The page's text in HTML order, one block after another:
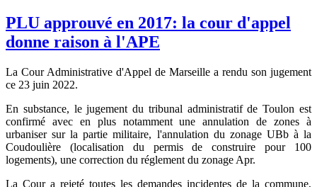
PLU approuvé en 2017: la cour d'appel
donne raison à l'APE
La Cour Administrative d'Appel de Marseille a rendu son jugement
ce 23 juin 2022.
En substance, le jugement du tribunal administratif de Toulon est
confirmé avec en plus notamment une annulation de zones à
urbaniser sur la partie militaire, l'annulation du zonage UBb à la
Coudoulière (localisation du permis de construire pour 100
logements), une correction du réglement du zonage Apr.
La Cour a rejeté toutes les demandes incidentes de la commune,